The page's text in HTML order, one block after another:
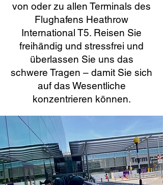
von oder zu allen Terminals des
Flughafens Heathrow
International T5. Reisen Sie
freihändig und stressfrei und
überlassen Sie uns das
schwere Tragen – damit Sie sich
auf das Wesentliche
konzentrieren können.